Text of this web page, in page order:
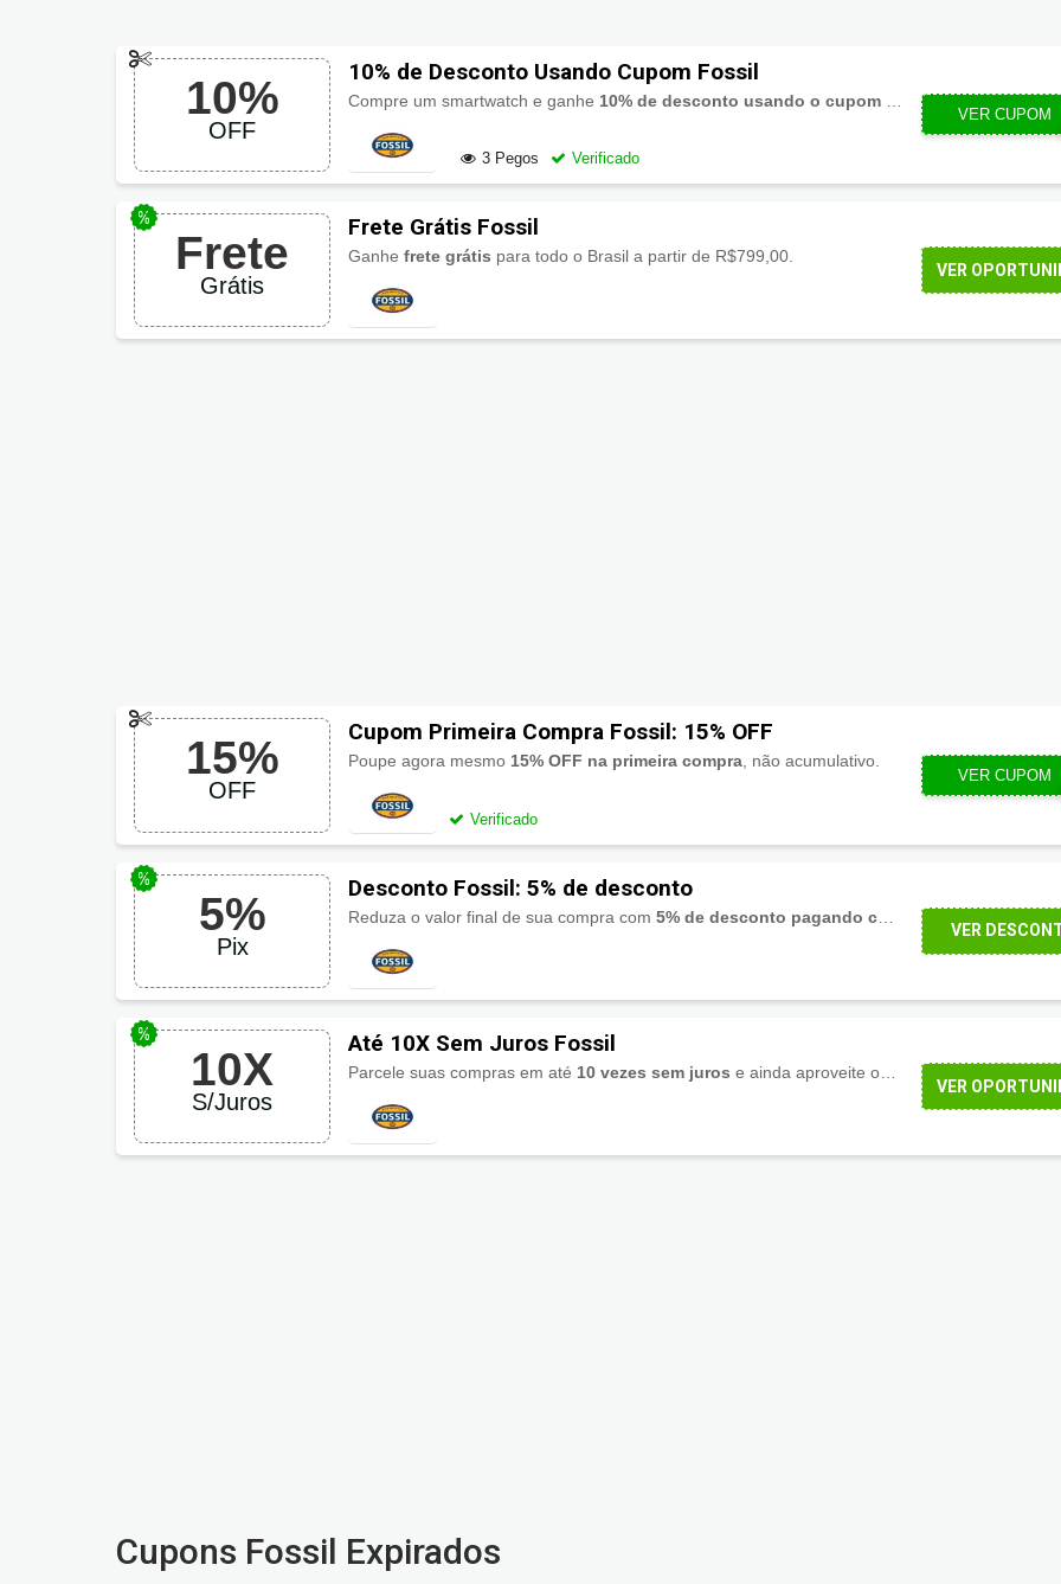
10%
OFF
10% de Desconto Usando Cupom Fossil
Compre um smartwatch e ganhe 10% de desconto usando o cupom Fossil . Aproveite!
3 Pegos Verificado
VER CUPOM
Frete
Grátis
Frete Grátis Fossil
Ganhefrete grátis para todo o Brasil a partir de R$799,00.
VER
15%
OFF
Cupom Primeira Compra Fossil: 15% OFF
Poupe agora mesmo 15% OFF na primeira compra, não acumulativo.
Verificado
VER CUPOM
5%
Pix
Desconto Fossil: 5% de desconto
Reduza o valor final de sua compra com5% de desconto pagando com PIX
VER
10X
S/Juros
Até 10X Sem Juros Fossil
Parcele suas compras em até 10 vezes sem juros e ainda aproveite os descontos incríveis.
VER
Cupons Fossil Expirados